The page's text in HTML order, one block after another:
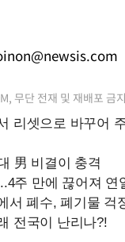
무단 전재 및 재배포 금지